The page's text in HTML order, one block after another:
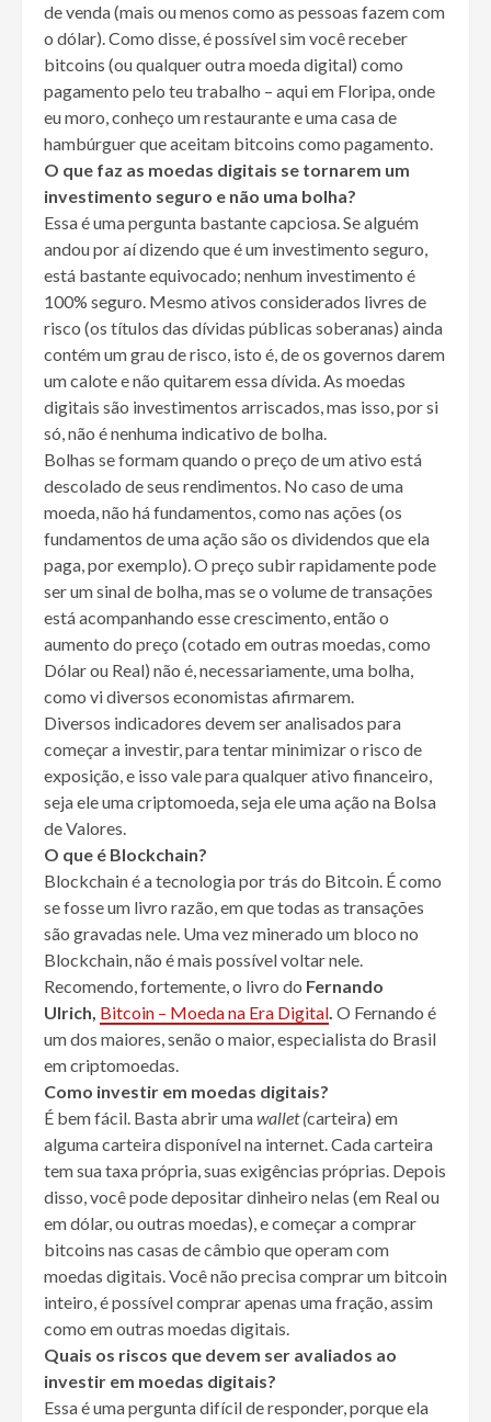
de venda (mais ou menos como as pessoas fazem com
o dólar). Como disse, é possível sim você receber
bitcoins (ou qualquer outra moeda digital) como
pagamento pelo teu trabalho – aqui em Floripa, onde
eu moro, conheço um restaurante e uma casa de
hambúrguer que aceitam bitcoins como pagamento.
O que faz as moedas digitais se tornarem um
investimento seguro e não uma bolha?
Essa é uma pergunta bastante capciosa. Se alguém
andou por aí dizendo que é um investimento seguro,
está bastante equivocado; nenhum investimento é
100% seguro. Mesmo ativos considerados livres de
risco (os títulos das dívidas públicas soberanas) ainda
contém um grau de risco, isto é, de os governos darem
um calote e não quitarem essa dívida. As moedas
digitais são investimentos arriscados, mas isso, por si
só, não é nenhuma indicativo de bolha.
Bolhas se formam quando o preço de um ativo está
descolado de seus rendimentos. No caso de uma
moeda, não há fundamentos, como nas ações (os
fundamentos de uma ação são os dividendos que ela
paga, por exemplo). O preço subir rapidamente pode
ser um sinal de bolha, mas se o volume de transações
está acompanhando esse crescimento, então o
aumento do preço (cotado em outras moedas, como
Dólar ou Real) não é, necessariamente, uma bolha,
como vi diversos economistas afirmarem.
Diversos indicadores devem ser analisados para
começar a investir, para tentar minimizar o risco de
exposição, e isso vale para qualquer ativo financeiro,
seja ele uma criptomoeda, seja ele uma ação na Bolsa
de Valores.
O que é Blockchain?
Blockchain é a tecnologia por trás do Bitcoin. É como
se fosse um livro razão, em que todas as transações
são gravadas nele. Uma vez minerado um bloco no
Blockchain, não é mais possível voltar nele.
Recomendo, fortemente, o livro do Fernando
Ulrich, Bitcoin – Moeda na Era Digital. O Fernando é
um dos maiores, senão o maior, especialista do Brasil
em criptomoedas.
Como investir em moedas digitais?
É bem fácil. Basta abrir umawallet (carteira) em
alguma carteira disponível na internet. Cada carteira
tem sua taxa própria, suas exigências próprias. Depois
disso, você pode depositar dinheiro nelas (em Real ou
em dólar, ou outras moedas), e começar a comprar
bitcoins nas casas de câmbio que operam com
moedas digitais. Você não precisa comprar um bitcoin
inteiro, é possível comprar apenas uma fração, assim
como em outras moedas digitais.
Quais os riscos que devem ser avaliados ao
investir em moedas digitais?
Essa é uma pergunta difícil de responder, porque ela